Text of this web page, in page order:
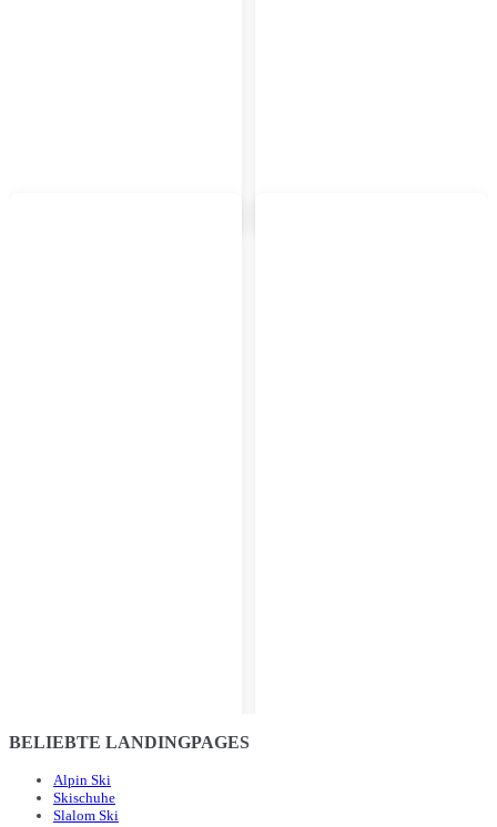
BELIEBTE LANDINGPAGES
Alpin Ski
Skischuhe
Slalom Ski